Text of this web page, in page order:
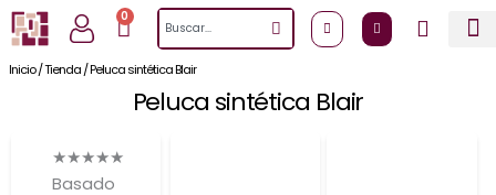
al
contenido
0
CartSearch
Inicio/Tienda/Peluca sintética Blair
Peluca sintética Blair
★★★★★
Basado